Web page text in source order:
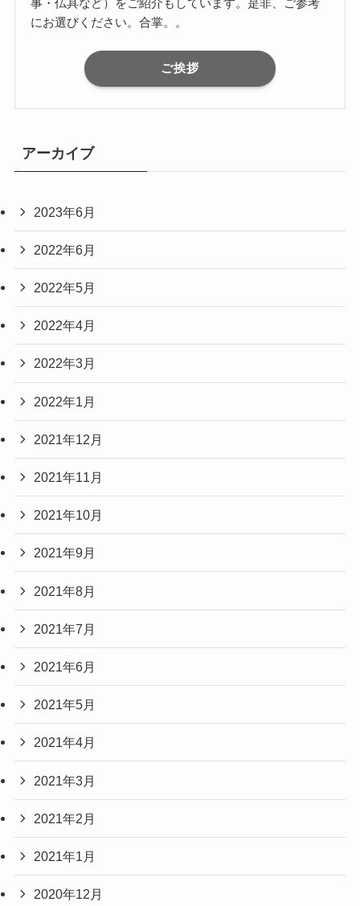
事・仏具など）をご紹介もしています。是非、ご参考
にお選びください。合掌。。
ご挨拶
アーカイブ
2023年6月
2022年6月
2022年5月
2022年4月
2022年3月
2022年1月
2021年12月
2021年11月
2021年10月
2021年9月
2021年8月
2021年7月
2021年6月
2021年5月
2021年4月
2021年3月
2021年2月
2021年1月
2020年12月